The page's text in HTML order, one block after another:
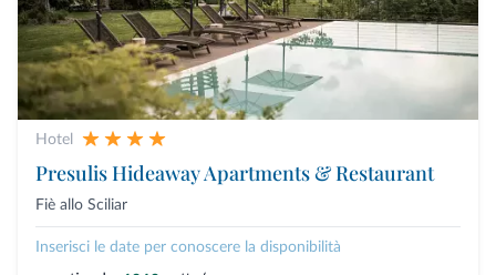
Hotel
Presulis Hideaway Apartments & Restaurant
Fiè allo Sciliar
Inserisci le date per conoscere la disponibilità